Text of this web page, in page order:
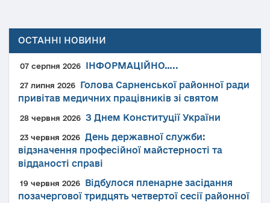
ОСТАННІ НОВИНИ
07 серпня 2026 ІНФОРМАЦІЙНО…..
27 липня 2026
Голова Сарненської районної ради
привітав медичних працівників зі святом
28 червня 2026 З Днем Конституції України
23 червня 2026 День державної служби:
відзначення професійної майстерності та
відданості справі
19 червня 2026
Відбулося пленарне засідання
позачергової тридцять четвертої сесії районної